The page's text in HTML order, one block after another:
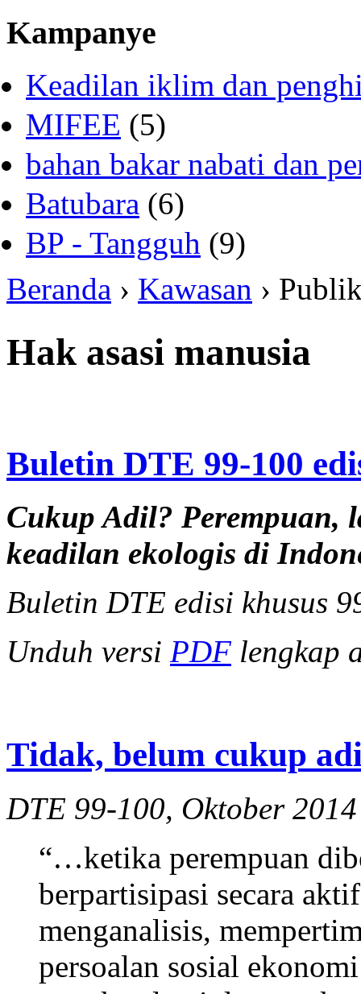
Kampanye
Keadilan iklim dan
MIFEE (5)
bahan bakar nabati dan
Batubara (6)
BP - Tangguh (9)
Beranda › Kawasan ›
Hak asasi manusia
Buletin DTE 99-100
Cukup Adil? Perempuan,
keadilan ekologis di
Buletin DTE edisi khusus
Unduh versi PDF lengkap
Tidak, belum cukup
DTE 99-100, Oktober 2014
“…ketika perempuan
berpartisipasi secara
menganalisis,
persoalan sosial